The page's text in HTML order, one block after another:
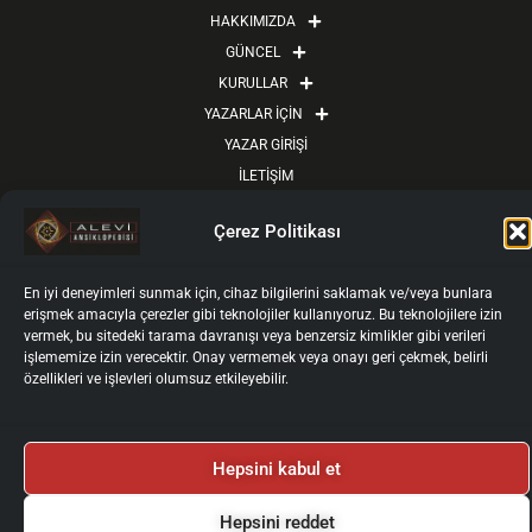
Çerez Politikası
En iyi deneyimleri sunmak için, cihaz bilgilerini saklamak ve/veya bunlara
erişmek amacıyla çerezler gibi teknolojiler kullanıyoruz. Bu teknolojilere izin
vermek, bu sitedeki tarama davranışı veya benzersiz kimlikler gibi verileri
işlememize izin verecektir. Onay vermemek veya onayı geri çekmek, belirli
özellikleri ve işlevleri olumsuz etkileyebilir.
Hepsini kabul et
Hepsini reddet
e
r
a
m
HAKKIMIZDA
GÜNCEL
KURULLAR
YAZARLAR İÇİN
YAZAR GİRİŞİ
İLETİŞİM
Kişisel Verilerin İşlenmesi ve Korunması